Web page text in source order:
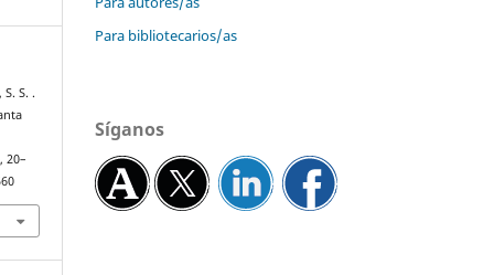
S. .
20–
Para bibliotecarios/as
Síganos